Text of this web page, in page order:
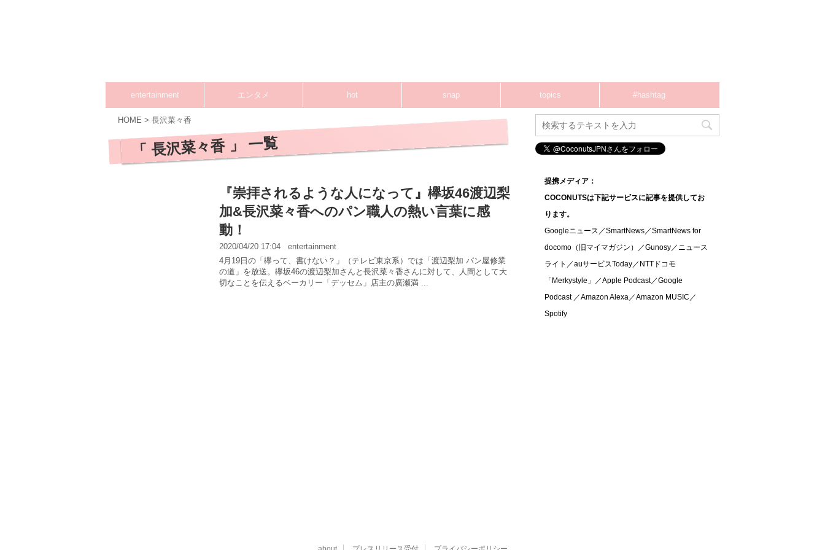
entertainment エンタメ hot snap topics #hashtag
HOME > 長沢菜々香
「 長沢菜々香 」 一覧
『崇拝されるような人になって』欅坂46渡辺梨
加&長沢菜々香へのパン職人の熱い言葉に感
動！
2020/04/20 17:04
entertainment
4月19日の「欅って、書けない？」（テレビ東京系）では「渡辺梨加 パン屋修業
の道」を放送。欅坂46の渡辺梨加さんと長沢菜々香さんに対して、人間として大
切なことを伝えるベーカリー「デッセム」店主の廣瀬満 ...
提携メディア：
COCONUTSは下記サービスに記事を提供してお
ります。
Googleニュース／SmartNews／SmartNews for
docomo（旧マイマガジン）／Gunosy／ニュース
ライト／auサービスToday／NTTドコモ
「Merkystyle」／Apple Podcast／Google
Podcast ／Amazon Alexa／Amazon MUSIC／
Spotify